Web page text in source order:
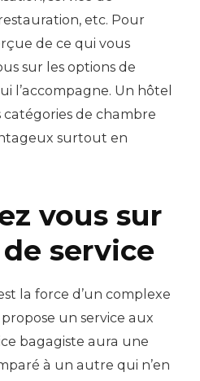
etc. Pour
de ce qui vous
sur les options de
l’accompagne. Un hôtel
de chambre
surtout en
vous sur
service
la force d’un complexe
un service aux
bagagiste aura une
à un autre qui n’en